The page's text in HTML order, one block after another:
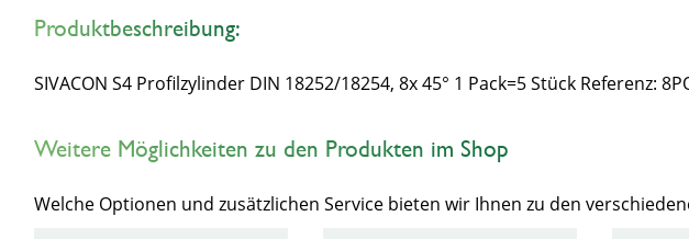
Produktbeschreibung:
SIVACON S4 Profilzylinder DIN 18252/18254, 8x 45° 1 Pack=5 Stück Referenz:
Weitere Möglichkeiten zu den Produkten im Shop
Welche Optionen und zusätzlichen Service bieten wir Ihnen zu den